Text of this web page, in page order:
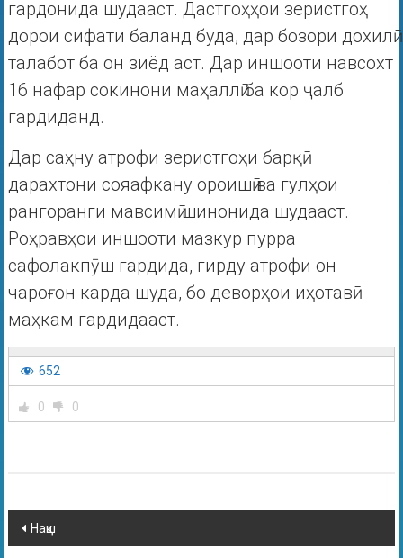
гардонида шудааст. Дастгоҳҳои зеристгоҳ
дорои сифати баланд буда, дар бозори дохилӣ
талабот ба он зиёд аст. Дар иншооти навсохт
16 нафар сокинони маҳаллӣ ба кор ҷалб
гардиданд.
Дар саҳну атрофи зеристгоҳи барқӣ
дарахтони сояафкану ороишӣ ва гулҳои
рангоранги мавсимӣ шинонида шудааст.
Роҳравҳои иншооти мазкур пурра
сафолакпӯш гардида, гирду атрофи он
чароғон карда шуда, бо деворҳои иҳотавӣ
маҳкам гардидааст.
652
0 0
Нақш